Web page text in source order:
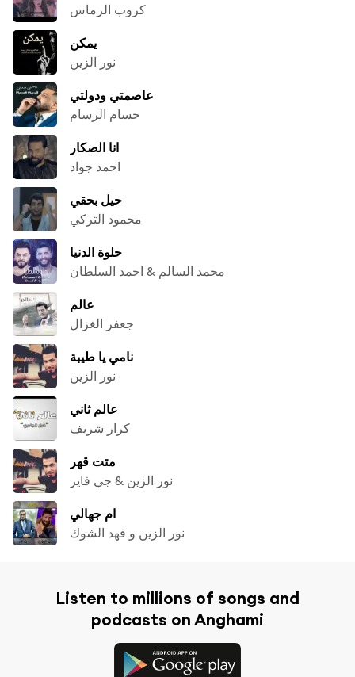
كروب الرماس
يمكن
نور الزين
عاصمتي ودولتي
حسام الرسام
انا الصكار
احمد جواد
حيل بحقي
محمود التركي
حلوة الدنيا
محمد السالم & احمد السلطان
عالم
جعفر الغزال
نامي يا طيبة
نور الزين
عالم ثاني
كرار شريف
متت قهر
نور الزين & جي فاير
ام جهالي
نور الزين و فهد الشوك
Listen to millions of songs and
podcasts on Anghami